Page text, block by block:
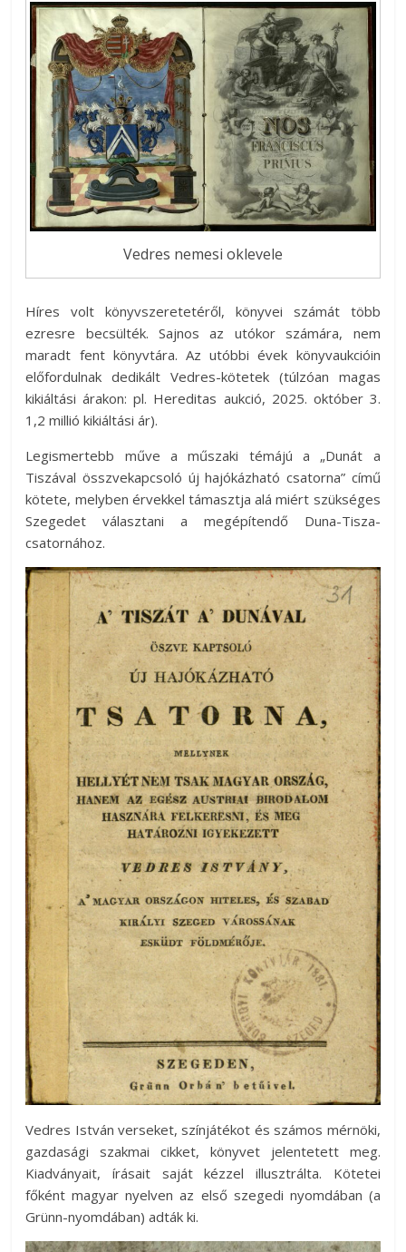
Vedres nemesi oklevele
Híres volt könyvszeretetéről, könyvei számát több
ezresre becsülték. Sajnos az utókor számára, nem
maradt fent könyvtára. Az utóbbi évek könyvaukcióin
előfordulnak dedikált Vedres-kötetek (túlzóan magas
kikiáltási árakon: pl. Hereditas aukció, 2025. október 3.
1,2 millió kikiáltási ár).
Legismertebb műve a műszaki témájú a „Dunát a
Tiszával összvekapcsoló új hajókázható csatorna” című
kötete, melyben érvekkel támasztja alá miért szükséges
Szegedet választani a megépítendő Duna-Tisza-
csatornához.
Vedres István verseket, színjátékot és számos mérnöki,
gazdasági szakmai cikket, könyvet jelentetett meg.
Kiadványait, írásait saját kézzel illusztrálta. Kötetei
főként magyar nyelven az első szegedi nyomdában (a
Grünn-nyomdában) adták ki.